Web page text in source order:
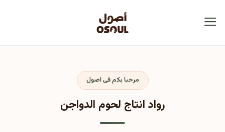
مرحبا بكم فى اصول
رواد انتاج لحوم الدواجن